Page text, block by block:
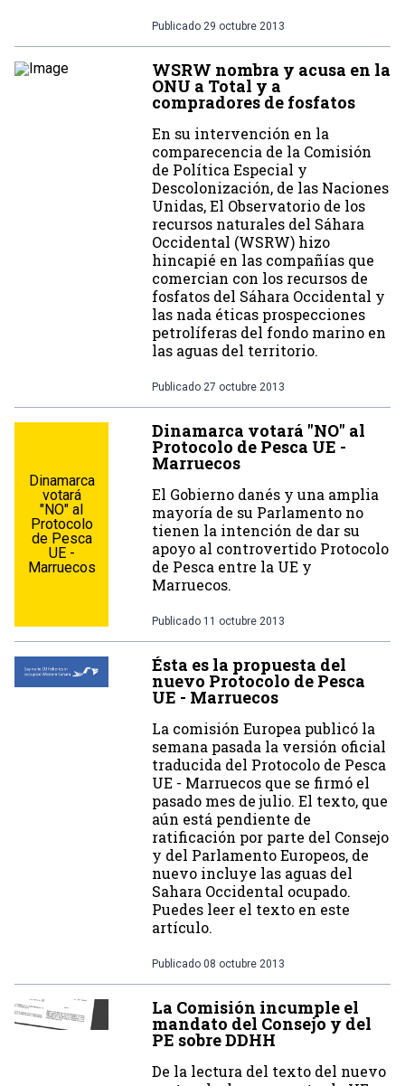
Publicado 29 octubre 2013
WSRW nombra y acusa en la
ONU a Total y a
compradores de fosfatos
En su intervención en la
comparecencia de la Comisión
de Política Especial y
Descolonización, de las Naciones
Unidas, El Observatorio de los
recursos naturales del Sáhara
Occidental (WSRW) hizo
hincapié en las compañías que
comercian con los recursos de
fosfatos del Sáhara Occidental y
las nada éticas prospecciones
petrolíferas del fondo marino en
las aguas del territorio.
Publicado 27 octubre 2013
Dinamarca
votará
"NO" al
Protocolo
de Pesca
UE -
Marruecos
Dinamarca votará "NO" al
Protocolo de Pesca UE -
Marruecos
El Gobierno danés y una amplia
mayoría de su Parlamento no
tienen la intención de dar su
apoyo al controvertido Protocolo
de Pesca entre la UE y
Marruecos.
Publicado 11 octubre 2013
Ésta es la propuesta del
nuevo Protocolo de Pesca
UE - Marruecos
La comisión Europea publicó la
semana pasada la versión oficial
traducida del Protocolo de Pesca
UE - Marruecos que se firmó el
pasado mes de julio. El texto, que
aún está pendiente de
ratificación por parte del Consejo
y del Parlamento Europeos, de
nuevo incluye las aguas del
Sahara Occidental ocupado.
Puedes leer el texto en este
artículo.
Publicado 08 octubre 2013
La Comisión incumple el
mandato del Consejo y del
PE sobre DDHH
De la lectura del texto del nuevo